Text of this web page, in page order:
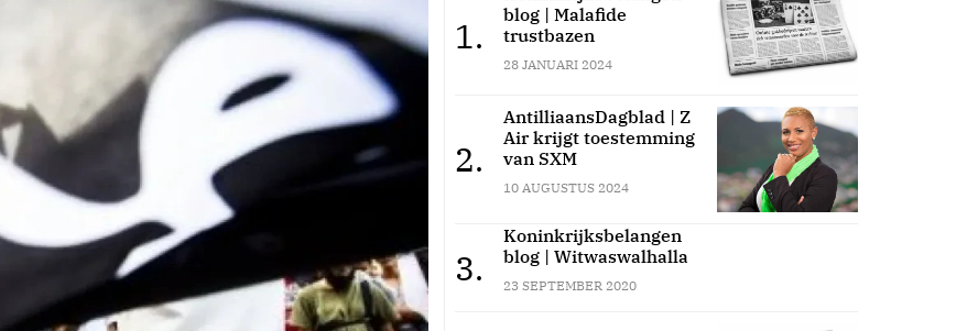
1.
blog | Malafide
trustbazen
28 JANUARI 2024
2.
AntilliaansDagblad | Z
Air krijgt toestemming
van SXM
10 AUGUSTUS 2024
3.
Koninkrijksbelangen
blog | Witwaswalhalla
23 SEPTEMBER 2020